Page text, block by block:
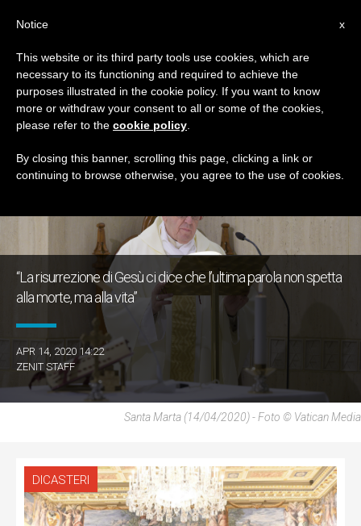
GIORNO
Aprile 14th, 2020
ULTIME NOTIZIE
“La risurrezione di Gesù ci dice che l’ultima parola non spetta
alla morte, ma alla vita”
APR 14, 2020 14:22
ZENIT STAFF
Santa Marta (14/04/2020) - Foto © Vatican Media
DICASTERI
x
Notice
This website or its third party tools use cookies, which are
necessary to its functioning and required to achieve the
purposes illustrated in the cookie policy. If you want to know
more or withdraw your consent to all or some of the cookies,
please refer to the cookie policy
By closing this banner, scrolling this page, clicking a link or
continuing to browse otherwise, you agree to the use of cookies.